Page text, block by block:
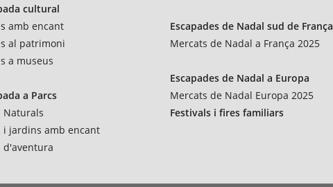
cultural
amb encant
al patrimoni
a museus
a Parcs
Naturals
i jardins amb encant
d'aventura
Escapades de Nadal sud de França
Mercats de Nadal a França 2025
Escapades de Nadal a Europa
Mercats de Nadal Europa 2025
Festivals i fires familiars